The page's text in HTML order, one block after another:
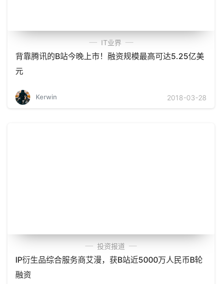
IT业界
背靠腾讯的B站今晚上市！融资规模最高可达5.25亿美
元
Kerwin 2018-03-28
投资报道
IP衍生品综合服务商艾漫，获B站近5000万人民币B轮
融资